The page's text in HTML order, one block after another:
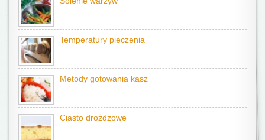
Temperatury pieczenia
Metody gotowania kasz
Ciasto drożdżowe